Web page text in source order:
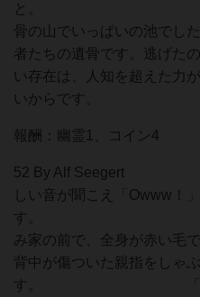
と。 流れ
骨の山でいっぱいの池でし
者たちの遺骨です。逃げた
い存在は、人知を超えた力
いからです。
報酬：幽霊1、コイン4
52 By Alf Seegert 前
しい音が聞こえ「Owww！
す。 みすぼ
み家の前で、全身が赤い毛
背中が傷ついた親指をしゃ
す。 「この馬